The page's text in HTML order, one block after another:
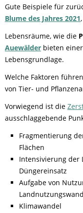
Gute Beispiele für
Blume des Jahres 2021
Lebensräume, wie die
Auewälder bieten
Lebensgrundlage.
Welche Faktoren
von Tier- und
Vorwiegend ist die
ausschlaggebende
Fragmentierung
Flächen
Intensivierung der
Düngereinsatz
Aufgabe von
Klimawandel